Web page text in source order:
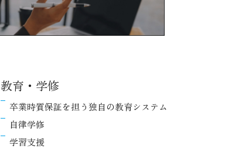
教育・学修
卒業時質保証を担う独自の教育システム
自律学修
学習支援